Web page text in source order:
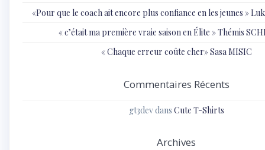
«Pour que le coach ait encore plus confiance en les jeunes »
« c’était ma première vraie saison en Élite » Thémis
« Chaque erreur coûte cher» Sasa MISIC
Commentaires Récents
gt3devdans Cute T-Shirts
Archives